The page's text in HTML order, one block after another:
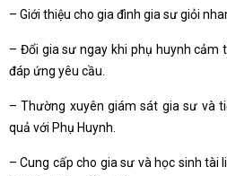
– Giới thiệu cho gia đình gia sư giỏi
– Đổi gia sư ngay khi phụ huynh cảm
đáp ứng yêu cầu.
– Thường xuyên giám sát gia sư và
quả với Phụ Huynh.
– Cung cấp cho gia sư và học sinh tài